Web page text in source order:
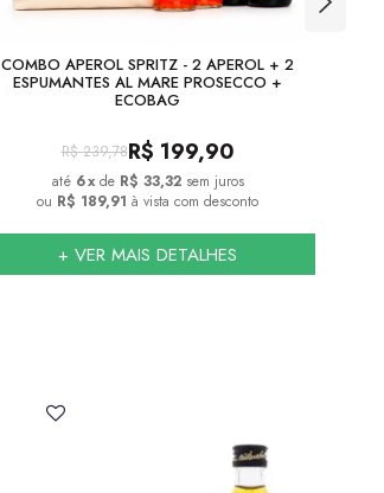
COMBO APEROL SPRITZ - 2 APEROL + 2
ESPUMANTES AL MARE PROSECCO +
ECOBAG
R$ 239,78R$ 199,90
6x de R$ 33,32 sem juros
ou R$ 189,91 à vista com desconto
+ VER MAIS DETALHES